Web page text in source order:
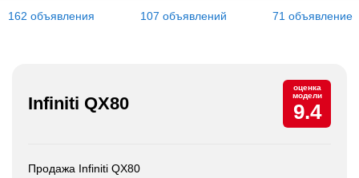
162 объявления 107 объявлений 71 объявление
Infiniti QX80
оценка
модели
9.4
Продажа Infiniti QX80